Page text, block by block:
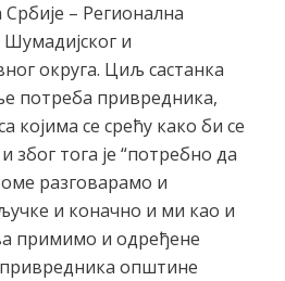
– Регионална
и
округа. Циљ састанка
потреба привредника,
којима се срећу како би се
тога је “потребно да
разговарамо и
и коначно и ми као и
примимо и одређене
општине